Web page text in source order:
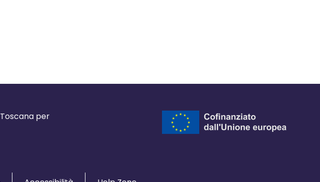
nuova finestra del browser
finestra del browser
una nuova finestra del browser
per